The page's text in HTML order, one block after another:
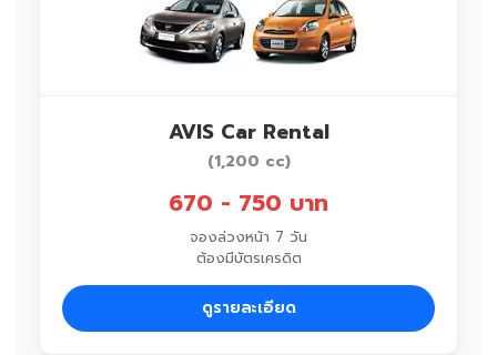
AVIS Car Rental
(1,200 cc)
670 - 750 บาท
จองล่วงหน้า 7 วัน
ต้องมีบัตรเครดิต
ดูรายละเอียด